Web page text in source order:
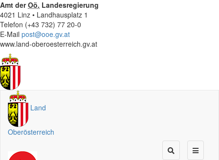
Amt derOö. Landesregierung
4021 Linz • Landhausplatz 1
Telefon (+43 732) 77 20-0
E-Mail post@ooe.gv.at
www.land-oberoesterreich.gv.at
Land
Oberösterreich